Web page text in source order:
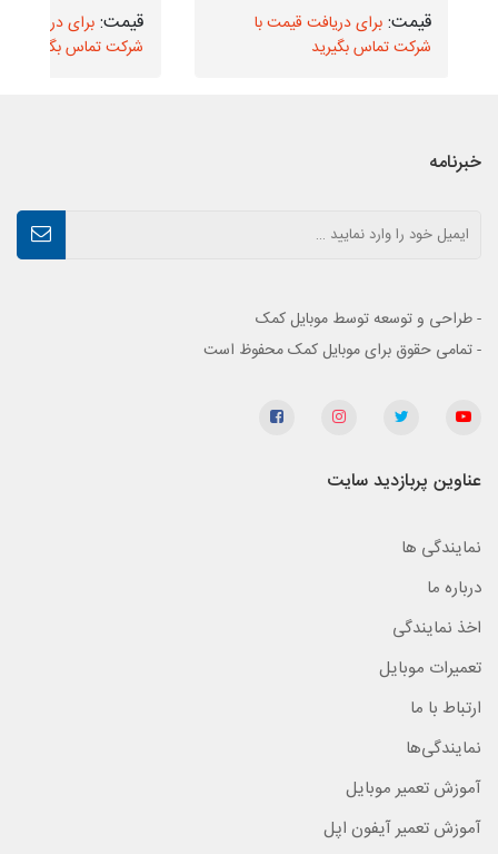
برای دریافت قیمت با
شرکت تماس بگیرید
برای دریافت
شرکت تماس بگیرید
خبرنامه
- طراحی و توسعه توسط موبایل کمک
- تمامی حقوق برای موبایل کمک محفوظ است
عناوین پربازدید سایت
نمایندگی ها
درباره ما
اخذ نمایندگی
تعمیرات موبایل
ارتباط با ما
نمایندگی‌ها
آموزش تعمیر موبایل
آموزش تعمیر آیفون اپل